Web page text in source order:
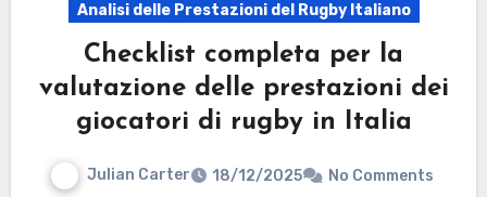
Analisi delle Prestazioni del Rugby Italiano
Checklist completa per la
valutazione delle prestazioni dei
giocatori di rugby in Italia
Julian Carter 18/12/2025 No Comments